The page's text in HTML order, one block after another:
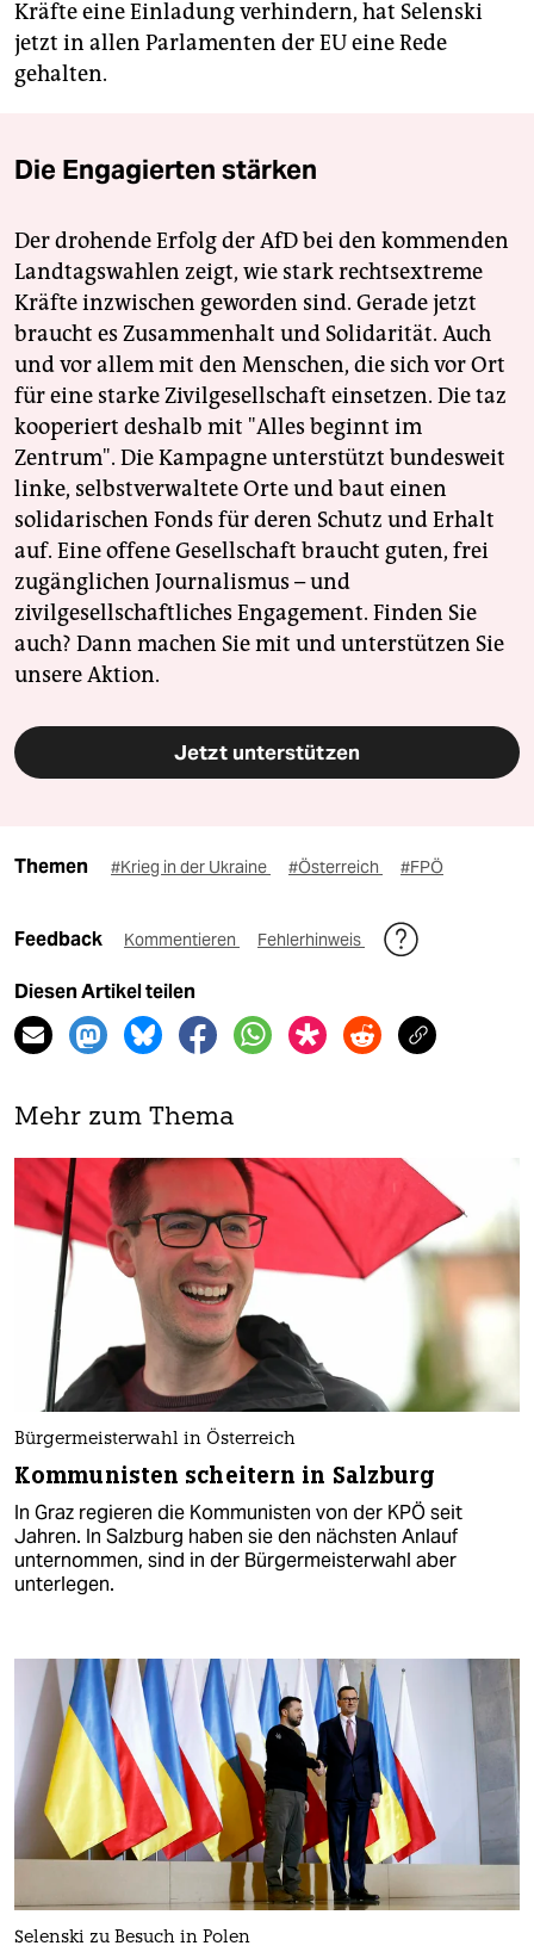
Kräfte eine Einladung verhindern, hat Selenski
jetzt in allen Parlamenten der EU eine Rede
gehalten.
Die Engagierten stärken
Der drohende Erfolg der AfD bei den kommenden
Landtagswahlen zeigt, wie stark rechtsextreme
Kräfte inzwischen geworden sind. Gerade jetzt
braucht es Zusammenhalt und Solidarität. Auch
und vor allem mit den Menschen, die sich vor Ort
für eine starke Zivilgesellschaft einsetzen. Die taz
kooperiert deshalb mit "Alles beginnt im
Zentrum". Die Kampagne unterstützt bundesweit
linke, selbstverwaltete Orte und baut einen
solidarischen Fonds für deren Schutz und Erhalt
auf. Eine offene Gesellschaft braucht guten, frei
zugänglichen Journalismus – und
zivilgesellschaftliches Engagement. Finden Sie
auch? Dann machen Sie mit und unterstützen Sie
unsere Aktion.
Jetzt unterstützen
Themen #Krieg in der Ukraine #Österreich #FPÖ
Feedback Kommentieren Fehlerhinweis
Diesen Artikel teilen
Mehr zum Thema
Bürgermeisterwahl in Österreich
Kommunisten scheitern in Salzburg
In Graz regieren die Kommunisten von der KPÖ seit
Jahren. In Salzburg haben sie den nächsten Anlauf
unternommen, sind in der Bürgermeisterwahl aber
unterlegen.
Selenski zu Besuch in Polen